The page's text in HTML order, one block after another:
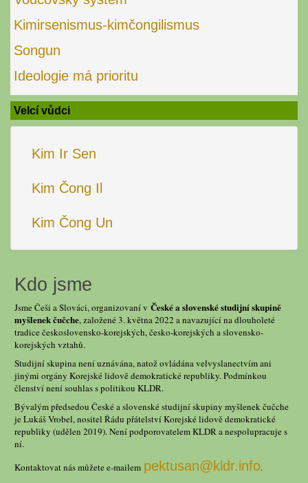
Kimirsenismus-kimčongilismus
Songun
Ideologie má prioritu
Velcí vůdci
Kim Ir Sen
Kim Čong Il
Kim Čong Un
Kdo jsme
Jsme Češi a Slováci, organizovaní v České a slovenské studijní skupině
myšlenek čučche, založené 3. května 2022 a navazující na dlouholeté
tradice československo-korejských, česko-korejských a slovensko-
korejských vztahů.
Studijní skupina není uznávána, natož ovládána velvyslanectvím ani
jinými orgány Korejské lidově demokratické republiky. Podmínkou
členství není souhlas s politikou KLDR.
Bývalým předsedou České a slovenské studijní skupiny myšlenek čučche
je Lukáš Vrobel, nositel Řádu přátelství Korejské lidově demokratické
republiky (udělen 2019). Není podporovatelem KLDR a nespolupracuje s
ní.
Kontaktovat nás můžete e-mailem pektusan@kldr.info.